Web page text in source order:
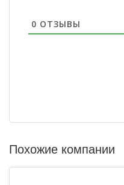
0 ОТЗЫВЫ
Похожие компании